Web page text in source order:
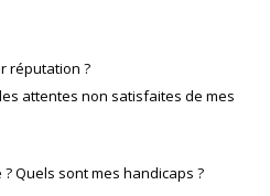
réputation ?
attentes non satisfaites de mes
Quels sont mes handicaps ?